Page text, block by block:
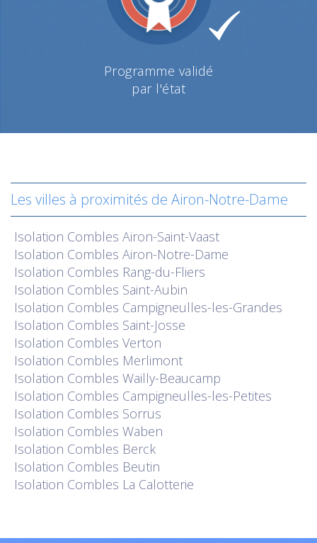
Programme validé
par l'état
Les villes à proximités de Airon-Notre-Dame
Isolation Combles Airon-Saint-Vaast
Isolation Combles Airon-Notre-Dame
Isolation Combles Rang-du-Fliers
Isolation Combles Saint-Aubin
Isolation Combles Campigneulles-les-Grandes
Isolation Combles Saint-Josse
Isolation Combles Verton
Isolation Combles Merlimont
Isolation Combles Wailly-Beaucamp
Isolation Combles Campigneulles-les-Petites
Isolation Combles Sorrus
Isolation Combles Waben
Isolation Combles Berck
Isolation Combles Beutin
Isolation Combles La Calotterie